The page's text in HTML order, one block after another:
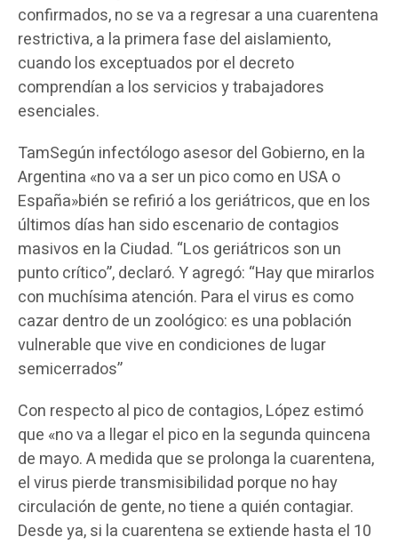
confirmados, no se va a regresar a una cuarentena
restrictiva, a la primera fase del aislamiento,
cuando los exceptuados por el decreto
comprendían a los servicios y trabajadores
esenciales.
TamSegún infectólogo asesor del Gobierno, en la
Argentina «no va a ser un pico como en USA o
España»bién se refirió a los geriátricos, que en los
últimos días han sido escenario de contagios
masivos en la Ciudad. “Los geriátricos son un
punto crítico”, declaró. Y agregó: “Hay que mirarlos
con muchísima atención. Para el virus es como
cazar dentro de un zoológico: es una población
vulnerable que vive en condiciones de lugar
semicerrados”
Con respecto al pico de contagios, López estimó
que «no va a llegar el pico en la segunda quincena
de mayo. A medida que se prolonga la cuarentena,
el virus pierde transmisibilidad porque no hay
circulación de gente, no tiene a quién contagiar.
Desde ya, si la cuarentena se extiende hasta el 10